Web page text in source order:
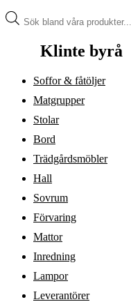
Produktsökning
Klinte byrå
Soffor & fåtöljer
Matgrupper
Stolar
Bord
Trädgårdsmöbler
Hall
Sovrum
Förvaring
Mattor
Inredning
Lampor
Leverantörer